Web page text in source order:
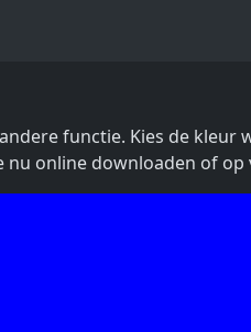
functie. Kies de kleur
online downloaden of